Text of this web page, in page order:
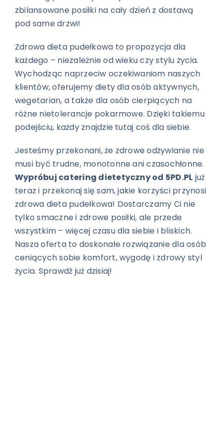
zbilansowane posiłki na cały dzień z dostawą
pod same drzwi!
Zdrowa dieta pudełkowa to propozycja dla
każdego – niezależnie od wieku czy stylu życia.
Wychodząc naprzeciw oczekiwaniom naszych
klientów, oferujemy diety dla osób aktywnych,
wegetarian, a także dla osób cierpiących na
różne nietolerancje pokarmowe. Dzięki takiemu
podejściu, każdy znajdzie tutaj coś dla siebie.
Jesteśmy przekonani, że zdrowe odżywianie nie
musi być trudne, monotonne ani czasochłonne.
Wypróbuj catering dietetyczny od 5PD.PL już
teraz i przekonaj się sam, jakie korzyści przynosi
zdrowa dieta pudełkowa! Dostarczamy Ci nie
tylko smaczne i zdrowe posiłki, ale przede
wszystkim – więcej czasu dla siebie i bliskich.
Nasza oferta to doskonałe rozwiązanie dla osób
ceniących sobie komfort, wygodę i zdrowy styl
życia. Sprawdź już dzisiaj!